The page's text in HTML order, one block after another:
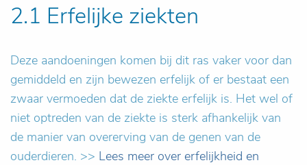
2.1 Erfelijke ziekten
Deze aandoeningen komen bij dit ras vaker voor dan
gemiddeld en zijn bewezen erfelijk of er bestaat een
zwaar vermoeden dat de ziekte erfelijk is. Het wel of
niet optreden van de ziekte is sterk afhankelijk van
de manier van overerving van de genen van de
ouderdieren. >> Lees meer over erfelijkheid en